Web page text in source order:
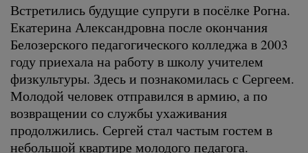
Встретились будущие супруги в посёлке Рогна.
Екатерина Александровна после окончания
Белозерского педагогического колледжа в 2003
году приехала на работу в школу учителем
физкультуры. Здесь и познакомилась с Сергеем.
Молодой человек отправился в армию, а по
возвращении со службы ухаживания
продолжились. Сергей стал частым гостем в
небольшой квартире молодого педагога.